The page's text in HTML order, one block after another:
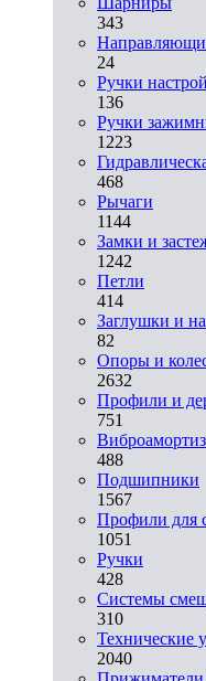
343
24
Ручки
136
Ручки
1223
468
Рычаги
1144
Замки и
1242
Петли
414
Заглушки и
82
Опоры и
2632
Профили и
751
488
Подшипники
1567
Профили для
1051
Ручки
428
Системы
310
Технические
2040